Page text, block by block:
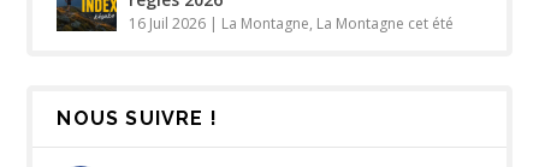
16 Juil 2026 | La Montagne, La Montagne cet été
NOUS SUIVRE !